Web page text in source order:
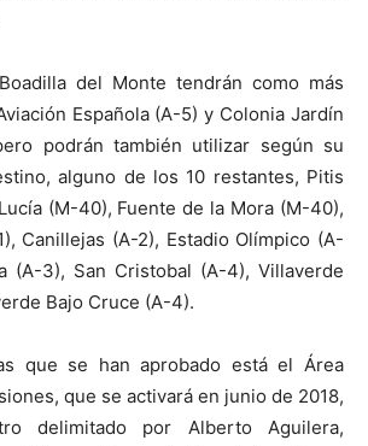
del Monte tendrán como más
Española (A-5) y Colonia Jardín
podrán también utilizar según su
alguno de los 10 restantes, Pitis
(M-40), Fuente de la Mora (M-40),
Canillejas (A-2), Estadio Olímpico (A-
(A-3), San Cristobal (A-4), Villaverde
Bajo Cruce (A-4).
que se han aprobado está el Área
que se activará en junio de 2018,
delimitado por Alberto Aguilera,